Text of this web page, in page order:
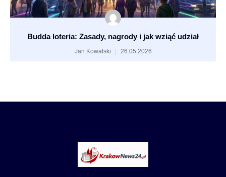
Budda loteria: Zasady, nagrody i jak wziąć udział
Jan Kowalski 26.05.2026